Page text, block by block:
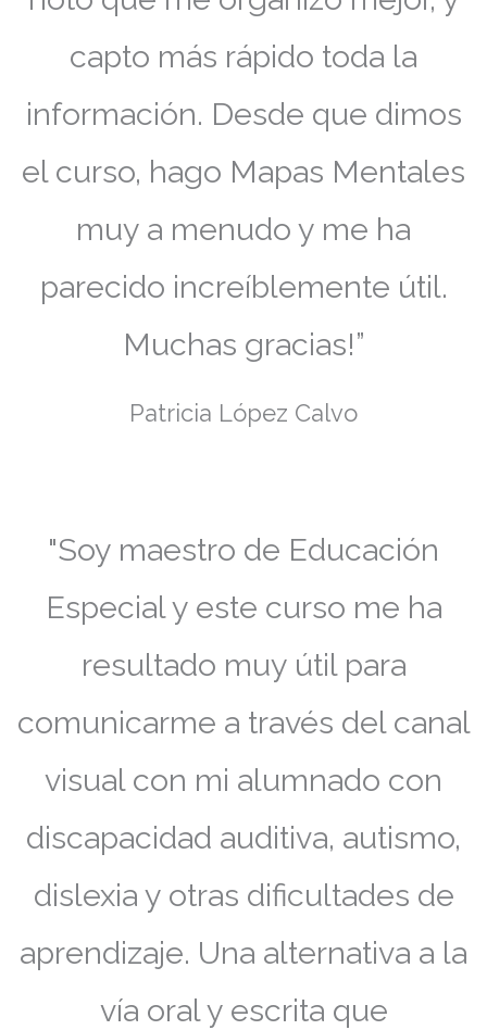
capto más rápido toda la
información. Desde que dimos
el curso, hago Mapas Mentales
muy a menudo y me ha
parecido increíblemente útil.
Muchas gracias!”
Patricia López Calvo
"Soy maestro de Educación
Especial y este curso me ha
resultado muy útil para
comunicarme a través del canal
visual con mi alumnado con
discapacidad auditiva, autismo,
dislexia y otras dificultades de
aprendizaje. Una alternativa a la
vía oral y escrita que